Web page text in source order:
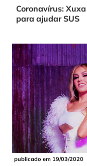
Coronavírus:
para ajudar SUS
publicado em 19/03/2020